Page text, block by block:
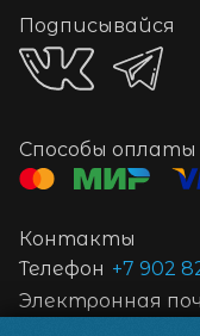
Подписывайся
Способы оплаты
Контакты
Телефон +7 902
Электронная